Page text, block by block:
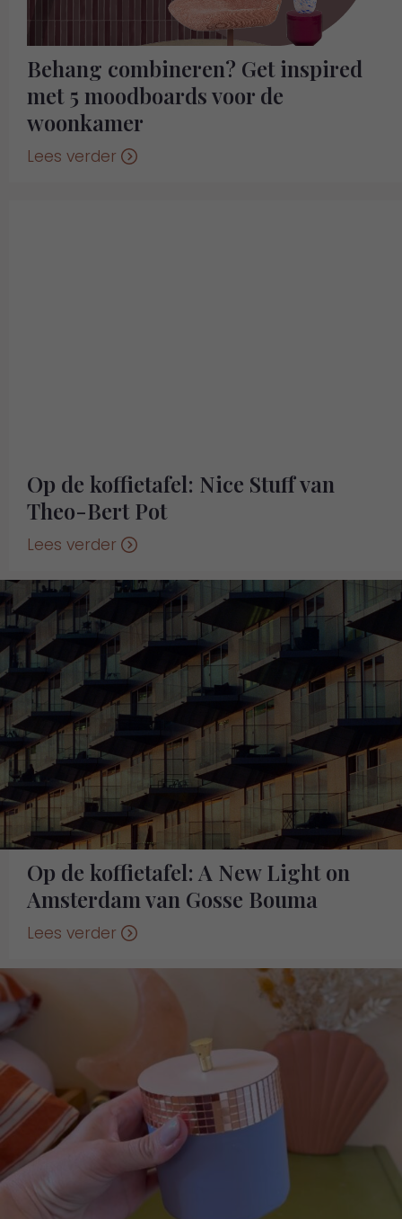
Behang combineren? Get inspired
met 5 moodboards voor de
woonkamer
Lees verder
Op de koffietafel: Nice Stuff van
Theo-Bert Pot
Lees verder
Op de koffietafel: A New Light on
Amsterdam van Gosse Bouma
Lees verder